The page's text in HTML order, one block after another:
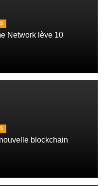
Network lève 10
blockchain